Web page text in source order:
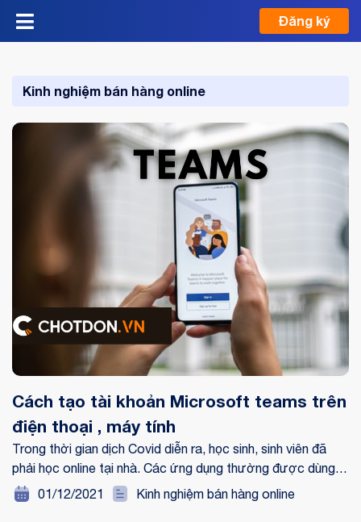
Đăng ký
Kinh nghiệm bán hàng online
Cách tạo tài khoản Microsoft teams trên
điện thoại , máy tính
Trong thời gian dịch Covid diễn ra, học sinh, sinh viên đã
phải học online tại nhà. Các ứng dụng thường được dùng
để dạy học là Microsoft teams, Zoom,.. Nhưng bạn đã biết
cách tạo tài khoản Microsoft teams chưa?
01/12/2021 Kinh nghiệm bán hàng online